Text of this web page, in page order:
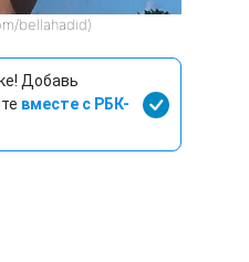
bellahadid)
Добавь
вместе с РБК-